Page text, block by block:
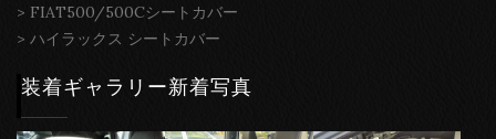
> FIAT500/500Cシートカバー
> ハイラックス シートカバー
装着ギャラリー新着写真